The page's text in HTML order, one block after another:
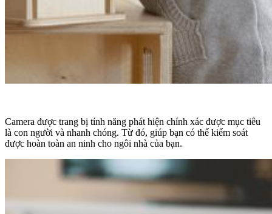
Camera được trang bị tính năng phát hiện chính xác được mục tiêu
là con người và nhanh chóng. Từ đó, giúp bạn có thể kiểm soát
được hoàn toàn an ninh cho ngôi nhà của bạn.